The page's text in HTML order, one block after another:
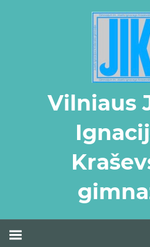
Vilniaus